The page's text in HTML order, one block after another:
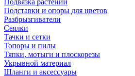
Подвязка растений
Подставки и опоры для цветов
Разбрызгиватели
Сеялки
Тачки и сетки
Топоры и пилы
Тяпки, мотыги и плоскорезы
Укрывной материал
Шланги и аксессуары